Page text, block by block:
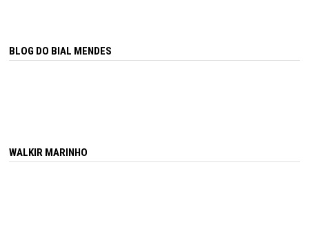
BLOG DO BIAL MENDES
WALKIR MARINHO